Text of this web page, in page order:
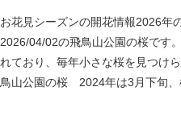
お花見シーズンの開花情報2026年
2026/04/02の飛鳥山公園の桜です
れており、毎年小さな桜を見つけ
鳥山公園の桜 2024年は3月下旬、